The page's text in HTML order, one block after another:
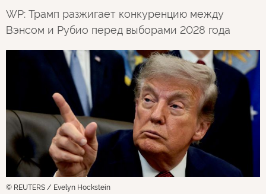
WP: Трамп разжигает конкуренцию между
Вэнсом и Рубио перед выборами 2028 года
© REUTERS / Evelyn Hockstein